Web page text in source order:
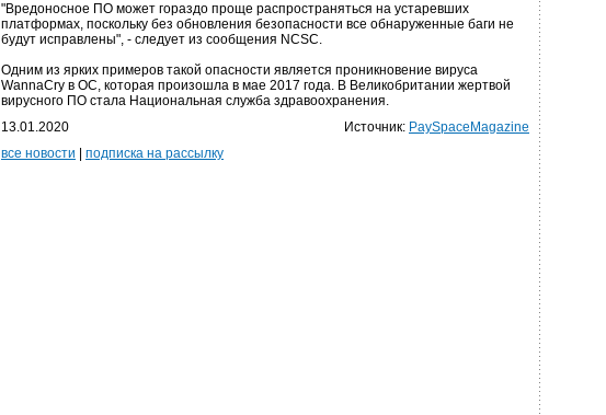
"Вредоносное ПО может гораздо проще распространяться на устаревших
платформах, поскольку без обновления безопасности все обнаруженные баги не
будут исправлены", - следует из сообщения NCSC.
Одним из ярких примеров такой опасности является проникновение вируса
WannaCry в ОС, которая произошла в мае 2017 года. В Великобритании жертвой
вирусного ПО стала Национальная служба здравоохранения.
13.01.2020
Источник: PaySpaceMagazine
все новости
подписка на рассылку